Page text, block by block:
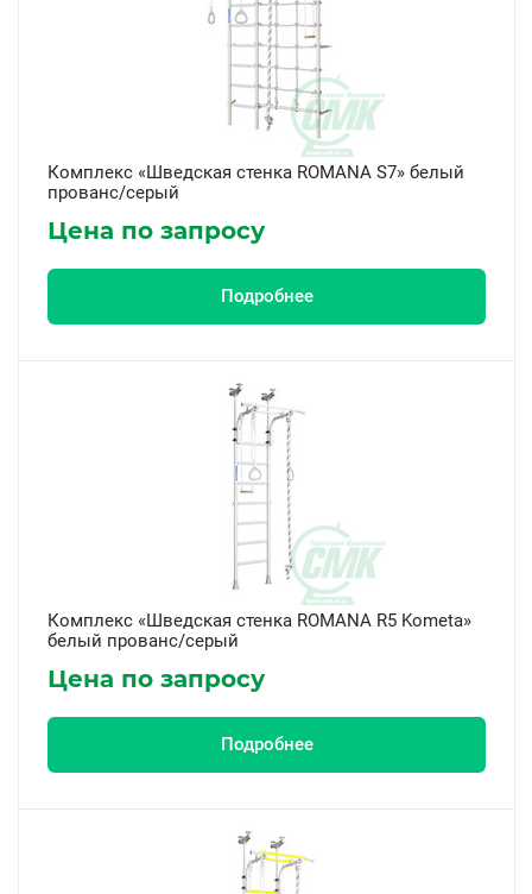
Комплекс «Шведская стенка ROMANA S7» белый
прованс/серый
Цена по запросу
Подробнее
Комплекс «Шведская стенка ROMANA R5 Kometa»
белый прованс/серый
Цена по запросу
Подробнее